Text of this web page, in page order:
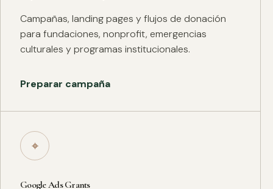
Campañas, landing pages y flujos de donación
para fundaciones, nonprofit, emergencias
culturales y programas institucionales.
Preparar campaña
⌖
Google Ads Grants